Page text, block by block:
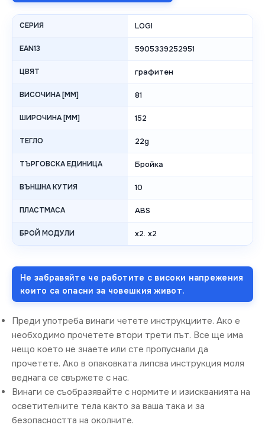
СЕРИЯ LOGI
EAN13 5905339252951
ЦВЯТ графитен
ВИСОЧИНА [MM] 81
ШИРОЧИНА [MM] 152
ТЕГЛО 22g
ТЪРГОВСКА ЕДИНИЦА Бройка
ВЪНШНА КУТИЯ 10
ПЛАСТМАСА ABS
БРОЙ МОДУЛИ x2. x2
Не забравяйте че работите с високи напрежения
които са опасни за човешкия живот.
Преди употреба винаги четете инструкциите. Ако е
необходимо прочетете втори трети път. Все ще има
нещо което не знаете или сте пропуснали да
прочетете. Ако в опаковката липсва инструкция моля
веднага се свържете с нас.
Винаги се съобразявайте с нормите и изискванията на
осветителните тела както за ваша така и за
безопасността на околните.